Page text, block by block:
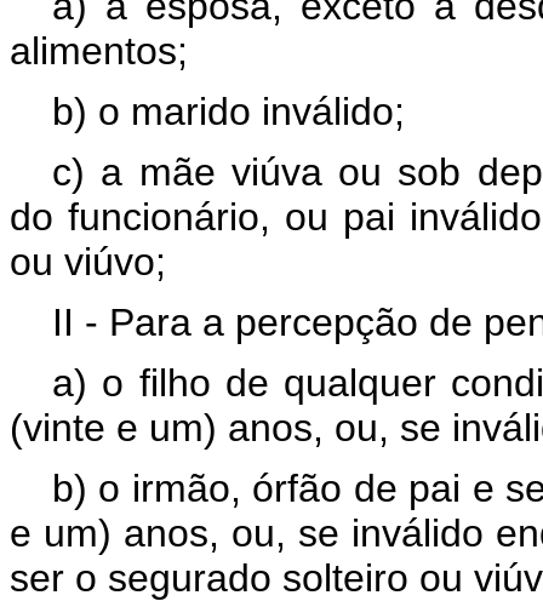
alimentos;
b) o marido inválido;
c) a mãe viúva ou sob
do funcionário, ou pai
ou viúvo;
II - Para a percepção de
a) o filho de qualquer
(vinte e um) anos, ou, se
b) o irmão, órfão de pai e
e um) anos, ou, se inválido
ser o segurado solteiro ou